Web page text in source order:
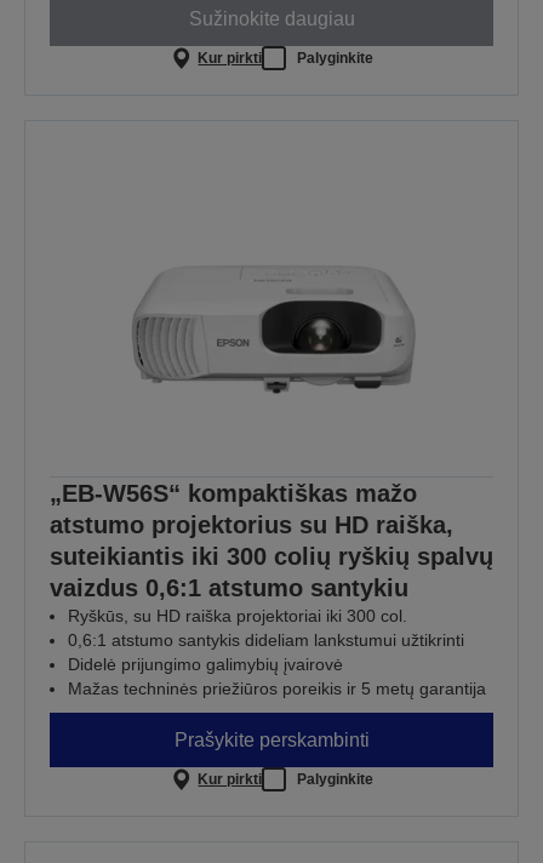
Sužinokite daugiau
Kur pirkti Palyginkite
„EB-W56S“ kompaktiškas mažo
atstumo projektorius su HD raiška,
suteikiantis iki 300 colių ryškių spalvų
vaizdus 0,6:1 atstumo santykiu
Ryškūs, su HD raiška projektoriai iki 300 col.
0,6:1 atstumo santykis dideliam lankstumui užtikrinti
Didelė prijungimo galimybių įvairovė
Mažas techninės priežiūros poreikis ir 5 metų garantija
Prašykite perskambinti
Kur pirkti Palyginkite